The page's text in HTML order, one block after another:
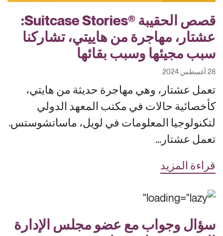
قصص الحقيبة ®Suitcase Stories:
عشتار، مهاجرة من هاييتي، تشاركنا
سبب مجيئها وسبب بقائها
28 أغسطس 2024
تعمل عشتار، وهي مهاجرة حديثة من هايتي،
كأخصائية حالات في مكتب المعهد الدولي
لتكنولوجيا المعلومات في لويل، ماساتشوستس.
تعمل عشتار...
قراءة المزيد
سؤال وجواب مع عضو مجلس الإدارة